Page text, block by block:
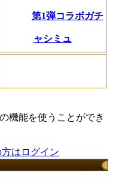
第1弾コラボガチ
ャシミュ
機能を使うことができ
はログイン